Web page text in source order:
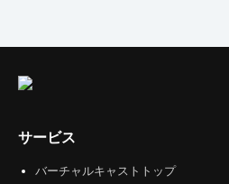
サービス
バーチャルキャストトップ